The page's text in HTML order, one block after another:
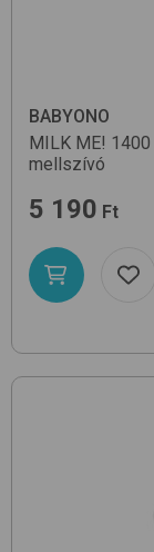
BABYONO
MILK ME! 1400
mellszívó
5 190 Ft